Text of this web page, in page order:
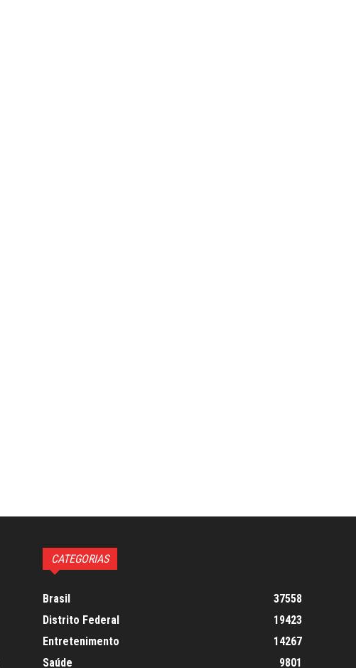
CATEGORIAS
Brasil
37558
Distrito Federal
19423
Entretenimento
14267
Saúde
9801